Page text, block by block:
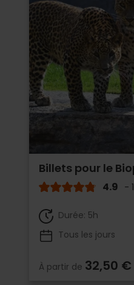
Billets pour le
4.9 -
Durée: 5h
Tous les jours
À partir de 32,50 €